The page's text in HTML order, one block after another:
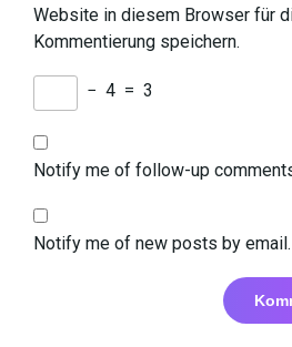
Website in diesem Browser für
Kommentierung speichern.
− 4 = 3
Notify me of follow-up
Notify me of new posts by email.